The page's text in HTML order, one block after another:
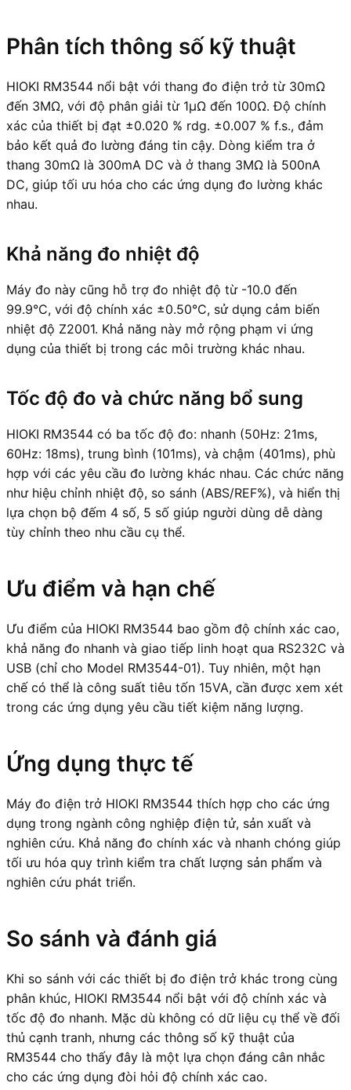
Phân tích thông số kỹ thuật
HIOKI RM3544 nổi bật với thang đo điện trở từ 30mΩ
đến 3MΩ, với độ phân giải từ 1μΩ đến 100Ω. Độ chính
xác của thiết bị đạt ±0.020 % rdg. ±0.007 % f.s., đảm
bảo kết quả đo lường đáng tin cậy. Dòng kiểm tra ở
thang 30mΩ là 300mA DC và ở thang 3MΩ là 500nA
DC, giúp tối ưu hóa cho các ứng dụng đo lường khác
nhau.
Khả năng đo nhiệt độ
Máy đo này cũng hỗ trợ đo nhiệt độ từ -10.0 đến
99.9°C, với độ chính xác ±0.50°C, sử dụng cảm biến
nhiệt độ Z2001. Khả năng này mở rộng phạm vi ứng
dụng của thiết bị trong các môi trường khác nhau.
Tốc độ đo và chức năng bổ sung
HIOKI RM3544 có ba tốc độ đo: nhanh (50Hz: 21ms,
60Hz: 18ms), trung bình (101ms), và chậm (401ms), phù
hợp với các yêu cầu đo lường khác nhau. Các chức năng
như hiệu chỉnh nhiệt độ, so sánh (ABS/REF%), và hiển thị
lựa chọn bộ đếm 4 số, 5 số giúp người dùng dễ dàng
tùy chỉnh theo nhu cầu cụ thể.
Ưu điểm và hạn chế
Ưu điểm của HIOKI RM3544 bao gồm độ chính xác cao,
khả năng đo nhanh và giao tiếp linh hoạt qua RS232C và
USB (chỉ cho Model RM3544-01). Tuy nhiên, một hạn
chế có thể là công suất tiêu tốn 15VA, cần được xem xét
trong các ứng dụng yêu cầu tiết kiệm năng lượng.
Ứng dụng thực tế
Máy đo điện trở HIOKI RM3544 thích hợp cho các ứng
dụng trong ngành công nghiệp điện tử, sản xuất và
nghiên cứu. Khả năng đo chính xác và nhanh chóng giúp
tối ưu hóa quy trình kiểm tra chất lượng sản phẩm và
nghiên cứu phát triển.
So sánh và đánh giá
Khi so sánh với các thiết bị đo điện trở khác trong cùng
phân khúc, HIOKI RM3544 nổi bật với độ chính xác và
tốc độ đo nhanh. Mặc dù không có dữ liệu cụ thể về đối
thủ cạnh tranh, nhưng các thông số kỹ thuật của
RM3544 cho thấy đây là một lựa chọn đáng cân nhắc
cho các ứng dụng đòi hỏi độ chính xác cao.